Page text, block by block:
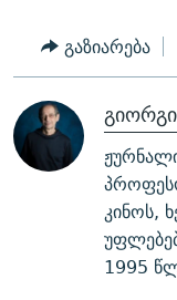
გაზიარება
კინოს,
1995